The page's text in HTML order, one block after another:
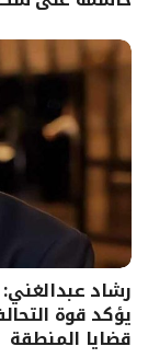
رشاد
يؤكد قوة
قضايا المنطقة